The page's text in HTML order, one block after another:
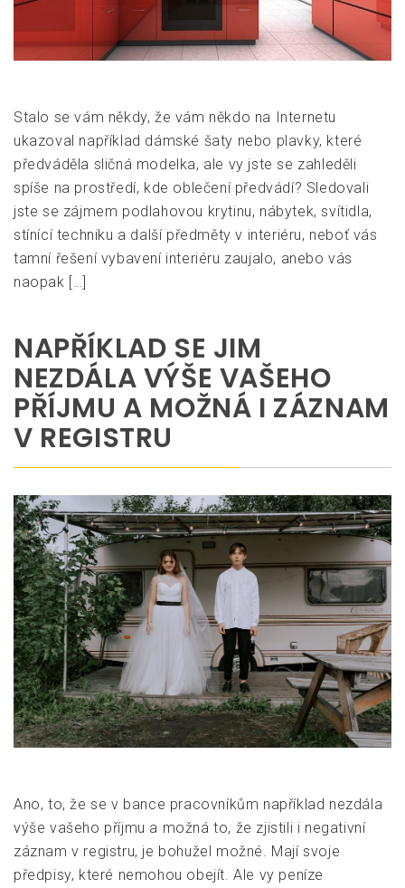
Stalo se vám někdy, že vám někdo na Internetu
ukazoval například dámské šaty nebo plavky, které
předváděla sličná modelka, ale vy jste se zahleděli
spíše na prostředí, kde oblečení předvádí? Sledovali
jste se zájmem podlahovou krytinu, nábytek, svítidla,
stínící techniku a další předměty v interiéru, neboť vás
tamní řešení vybavení interiéru zaujalo, anebo vás
naopak […]
NAPŘÍKLAD SE JIM
NEZDÁLA VÝŠE VAŠEHO
PŘÍJMU A MOŽNÁ I ZÁZNAM
V REGISTRU
Ano, to, že se v bance pracovníkům například nezdála
výše vašeho příjmu a možná to, že zjistili i negativní
záznam v registru, je bohužel možné. Mají svoje
předpisy, které nemohou obejít. Ale vy peníze